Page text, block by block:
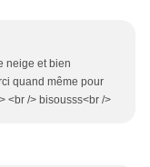
neige et bien
quand même pour
<br /> bisousss<br />